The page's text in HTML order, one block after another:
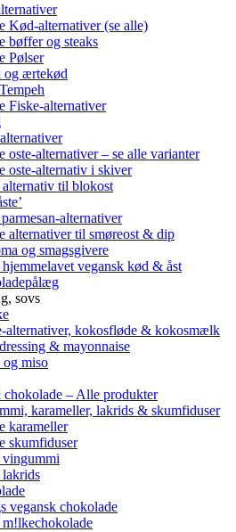
Kød-alternativer (se alle)
bøffer og steaks
Pølser
og ærtekød
Fiske-alternativer
oste-alternativer – se alle varianter
oste-alternativ i skiver
alternativ til blokost
alternativer
alternativer til smøreost & dip
og smagsgivere
vegansk kød & åst
sovs
alternativer, kokosfløde & kokosmælk
& mayonnaise
og miso
– Alle produkter
karameller, lakrids & skumfiduser
karameller
skumfiduser
vingummi
lakrids
vegansk chokolade
m!lkechokolade